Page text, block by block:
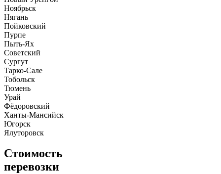
Ноябрьск
Нягань
Пойковский
Пурпе
Пыть-Ях
Советский
Сургут
Тарко-Сале
Тобольск
Тюмень
Урай
Фёдоровский
Ханты-Мансийск
Югорск
Ялуторовск
Стоимость
перевозки